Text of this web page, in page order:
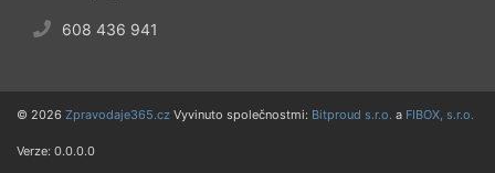
608 436 941
© 2026 Zpravodaje365.cz Vyvinuto společnostmi: Bitproud s.r.o. a FIBOX, s.r.o.
Verze: 0.0.0.0